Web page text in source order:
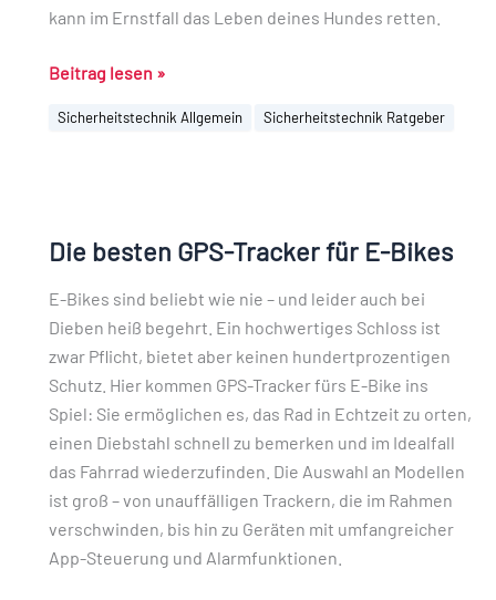
kann im Ernstfall das Leben deines Hundes retten.
Beitrag lesen »
Sicherheitstechnik Allgemein Sicherheitstechnik Ratgeber
Die besten GPS-Tracker für E-Bikes
E-Bikes sind beliebt wie nie – und leider auch bei
Dieben heiß begehrt. Ein hochwertiges Schloss ist
zwar Pflicht, bietet aber keinen hundertprozentigen
Schutz. Hier kommen GPS-Tracker fürs E-Bike ins
Spiel: Sie ermöglichen es, das Rad in Echtzeit zu orten,
einen Diebstahl schnell zu bemerken und im Idealfall
das Fahrrad wiederzufinden. Die Auswahl an Modellen
ist groß – von unauffälligen Trackern, die im Rahmen
verschwinden, bis hin zu Geräten mit umfangreicher
App-Steuerung und Alarmfunktionen.
GPS-
für
E-
Bikes